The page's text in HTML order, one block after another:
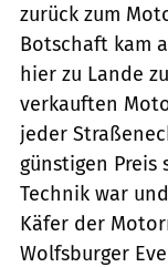
zurück zum
Botschaft kam
hier zu Lande
verkauften
jeder
günstigen Preis
Technik war
Käfer der
Wolfsburger